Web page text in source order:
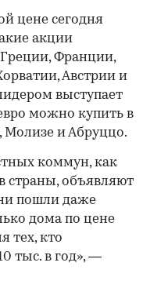
цене сегодня
акции
Франции,
Австрии и
выступает
можно купить в
Молизе и Абруццо.
коммун, как
страны, объявляют
пошли даже
дома по цене
тех, кто
тыс. в год», —